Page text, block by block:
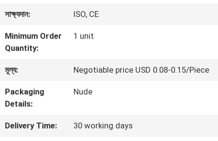
কারখানা
ভ্রমণ
মান
নিয়ন্ত্রণ
সাক্ষ্যদান: ISO, CE
Minimum Order
Quantity:
1 unit
মূল্য: Negotiable price USD 0.08-0.15/Piece
Packaging
Details:
Nude
Delivery Time: 30 working days